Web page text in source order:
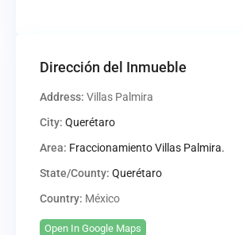
Dirección del Inmueble
Address: Villas Palmira
City: Querétaro
Area: Fraccionamiento Villas Palmira.
State/County: Querétaro
Country: México
Open In Google Maps